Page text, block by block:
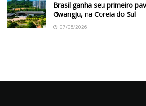
Brasil ganha seu primeiro
Gwangju, na Coreia do Sul
07/08/2026